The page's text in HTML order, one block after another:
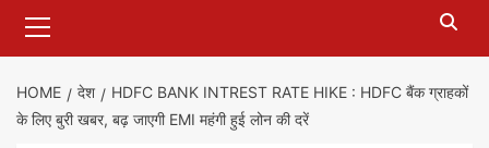
Menu
HOME देश
HDFC BANK INTREST RATE HIKE : HDFC बैंक ग्राहकों
के लिए बुरी खबर, बढ़ जाएगी EMI महंगी हुई लोन की दरें